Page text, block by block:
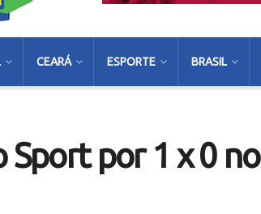
CEARÁ ESPORTE BRASIL
Sport por 1 x 0 no